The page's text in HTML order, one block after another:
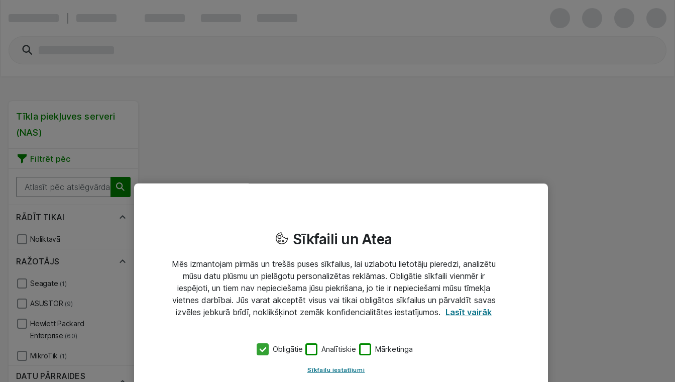
Tīkla piekļuves serveri
(NAS)
Filtrēt pēc
RĀDĪT TIKAI
Noliktavā
RAŽOTĀJS
Seagate (1)
ASUSTOR (9)
Hewlett Packard
Enterprise (60)
MikroTik (1)
DATU PĀRRAIDES
Sīkfaili un Atea
Mēs izmantojam pirmās un trešās puses sīkfailus, lai uzlabotu lietotāju pieredzi, analizētu
mūsu datu plūsmu un pielāgotu personalizētas reklāmas. Obligātie sīkfaili vienmēr ir
iespējoti, un tiem nav nepieciešama jūsu piekrišana, jo tie ir nepieciešami mūsu tīmekļa
vietnes darbībai. Jūs varat akceptēt visus vai tikai obligātos sīkfailus un pārvaldīt savas
izvēles jebkurā brīdī, noklikšķinot zemāk konfidencialitātes iestatījumos. Lasīt vairāk
Obligātie Analītiskie Mārketinga
Sīkfailu iestatījumi